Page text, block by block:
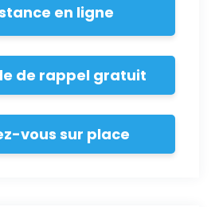
en ligne
de rappel gratuit
vous sur place